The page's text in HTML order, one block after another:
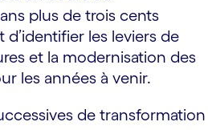
plus de trois cents
les leviers de
et la modernisation des
les années à venir.
de transformation